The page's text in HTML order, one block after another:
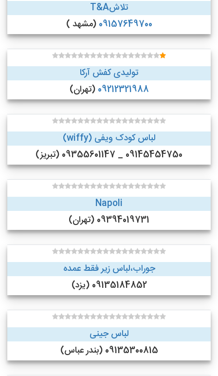
تلاشT&A
09157649700 (مشهد )
تولیدی کفش آرکا
09212321988 (تهران)
لباس کودک ویفی (wiffy)
09145454750 _ 09355601147 (تبریز)
Napoli
09394019731 (تهران)
جوراب،لباس زیر فقط عمده
09135184852 (یزد)
لباس جینی
09135300815 (بندر عباس)